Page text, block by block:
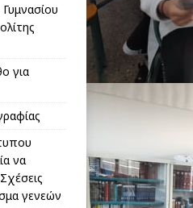
για
να
γενεών